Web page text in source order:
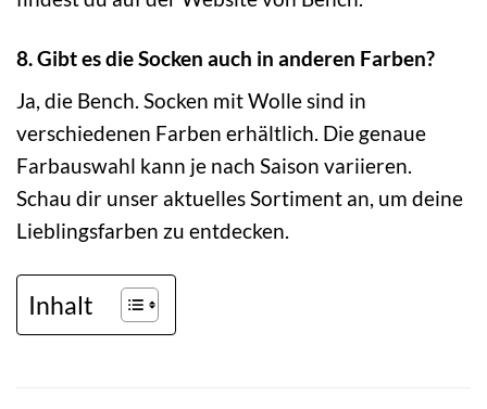
8. Gibt es die Socken auch in anderen Farben?
Ja, die Bench. Socken mit Wolle sind in
verschiedenen Farben erhältlich. Die genaue
Farbauswahl kann je nach Saison variieren.
Schau dir unser aktuelles Sortiment an, um deine
Lieblingsfarben zu entdecken.
Inhalt